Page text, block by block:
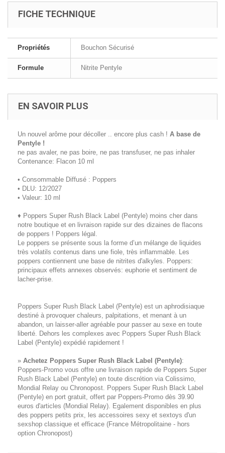
FICHE TECHNIQUE
Propriétés Bouchon Sécurisé
Formule Nitrite Pentyle
EN SAVOIR PLUS
Un nouvel arôme pour décoller .. encore plus cash ! A base de
Pentyle !
ne pas avaler, ne pas boire, ne pas transfuser, ne pas inhaler
Contenance: Flacon 10 ml
• Consommable Diffusé : Poppers
• DLU: 12/2027
• Valeur: 10 ml
♦ Poppers Super Rush Black Label (Pentyle) moins cher dans
notre boutique et en livraison rapide sur des dizaines de flacons
de poppers ! Poppers légal.
Le poppers se présente sous la forme d’un mélange de liquides
très volatils contenus dans une fiole, très inflammable. Les
poppers contiennent une base de nitrites d'alkyles. Poppers:
principaux effets annexes observés: euphorie et sentiment de
lacher-prise.
Poppers Super Rush Black Label (Pentyle) est un aphrodisiaque
destiné à provoquer chaleurs, palpitations, et menant à un
abandon, un laisser-aller agréable pour passer au sexe en toute
liberté. Dehors les complexes avec Poppers Super Rush Black
Label (Pentyle) expédié rapidement !
» Achetez Poppers Super Rush Black Label (Pentyle):
Poppers-Promo vous offre une livraison rapide de Poppers Super
Rush Black Label (Pentyle) en toute discrétion via Colissimo,
Mondial Relay ou Chronopost. Poppers Super Rush Black Label
(Pentyle) en port gratuit, offert par Poppers-Promo dès 39.90
euros d'articles (Mondial Relay). Egalement disponibles en plus
des poppers petits prix, les accessoires sexy et sextoys d'un
sexshop classique et efficace (France Métropolitaine - hors
option Chronopost)